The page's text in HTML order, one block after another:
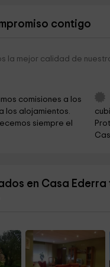
Gayarre contigo
la mejor calidad de
comisiones a los
los alojamientos.
siempre el
en Casa Ederra